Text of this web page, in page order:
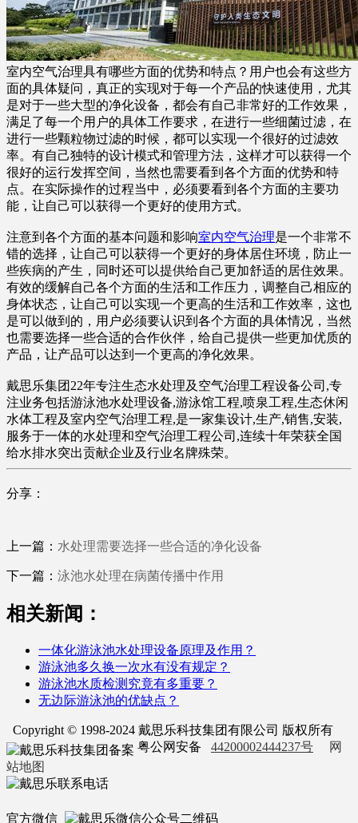
室内空气治理具有哪些方面的优势和特点？用户也会有这些方
面的具体疑问，真正的实现对于每一个产品的快速使用，尤其
是对于一些大型的净化设备，都会有自己非常好的工作效果，
满足了每一个用户的具体工作要求，在进行一些细菌过滤，在
进行一些颗粒物过滤的时候，都可以实现一个很好的过滤效
率。有自己独特的设计模式和管理方法，这样才可以获得一个
很好的运行发挥空间，当然也需要看到各个方面的优势和特
点。在实际操作的过程当中，必须要看到各个方面的主要功
能，让自己可以获得一个更好的使用方式。
注意到各个方面的基本问题和影响室内空气治理是一个非常不
错的选择，让自己可以获得一个更好的身体居住环境，防止一
些疾病的产生，同时还可以提供给自己更加舒适的居住效果。
有效的缓解自己各个方面的生活和工作压力，调整自己相应的
身体状态，让自己可以实现一个更高的生活和工作效率，这也
是可以做到的，用户必须要认识到各个方面的具体情况，当然
也需要选择一些合适的合作伙伴，给自己提供一些更加优质的
产品，让产品可以达到一个更高的净化效果。
戴思乐集团22年专注生态水处理及空气治理工程设备公司,专
注业务包括游泳池水处理设备,游泳馆工程,喷泉工程,生态休闲
水体工程及室内空气治理工程,是一家集设计,生产,销售,安装,
服务于一体的水处理和空气治理工程公司,连续十年荣获全国
给水排水突出贡献企业及行业名牌殊荣。
分享：
上一篇： 水处理需要选择一些合适的净化设备
下一篇： 泳池水处理在病菌传播中作用
相关新闻：
一体化游泳池水处理设备原理及作用？
游泳池多久换一次水有没有规定？
游泳池水质检测究竟有多重要？
无边际游泳池的优缺点？
Copyright © 1998-2024 戴思乐科技集团有限公司 版权所有
粤公网安备 44200002444237号
网
站地图
官方微信